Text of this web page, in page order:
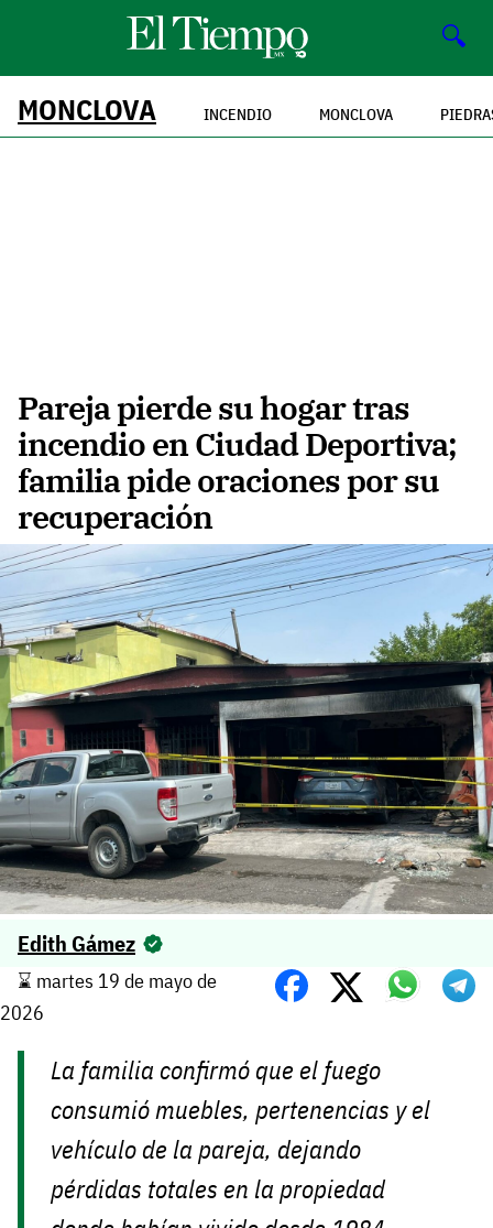
🔍
MONCLOVA INCENDIO MONCLOVA
Pareja pierde su hogar tras
incendio en Ciudad Deportiva;
familia pide oraciones por su
recuperación
Edith Gámez
⌛️ martes 19 de mayo de
2026
La familia confirmó que el fuego
consumió muebles, pertenencias y el
vehículo de la pareja, dejando
pérdidas totales en la propiedad